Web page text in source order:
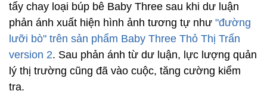
tẩy chay loại búp bê Baby Three sau khi dư luận
phản ánh xuất hiện hình ảnh tương tự như "đường
lưỡi bò" trên sản phẩm Baby Three Thỏ Thị Trấn
version 2. Sau phản ánh từ dư luận, lực lượng quản
lý thị trường cũng đã vào cuộc, tăng cường kiểm
tra.